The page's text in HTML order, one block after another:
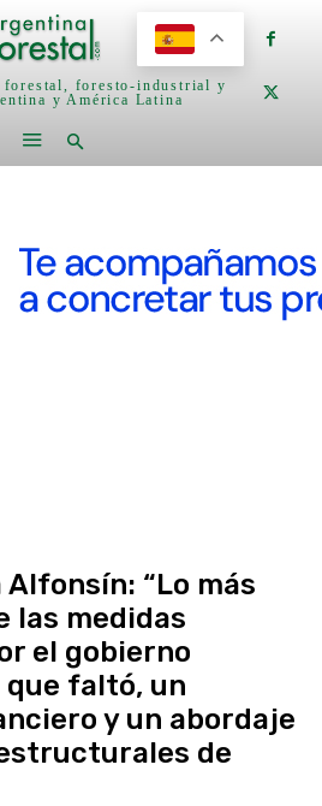
forestal, foresto-industrial y
y América Latina
“Lo más
las medidas
el gobierno
que faltó, un
y un abordaje
de